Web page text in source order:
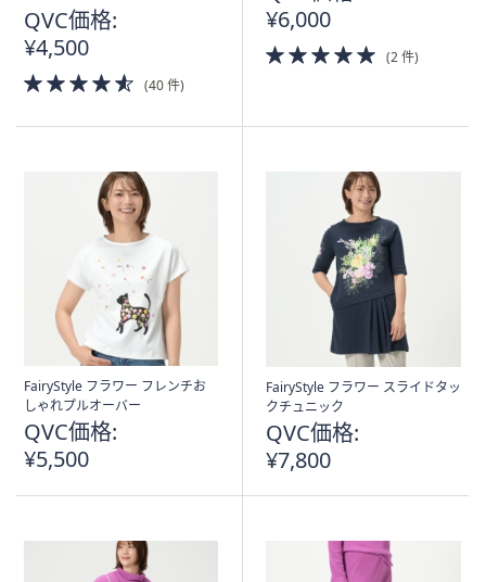
QVC価格:
¥4,500
4.5
of
(40 件)
¥6,000
5.0
of
(2 件)
FairyStyle フラワー フレンチお
しゃれプルオーバー
QVC価格:
¥5,500
FairyStyle フラワー スライドタッ
クチュニック
QVC価格:
¥7,800